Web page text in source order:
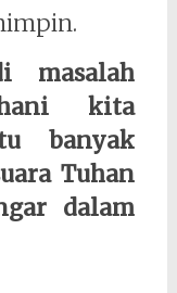
masalah
kita
banyak
Tuhan
dalam